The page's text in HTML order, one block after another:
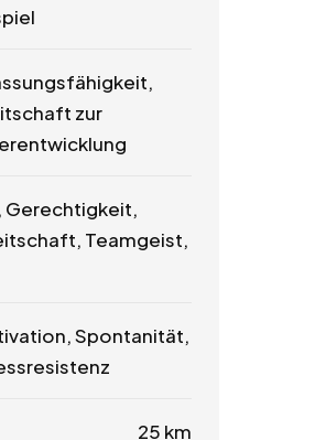
zur
Gerechtigkeit,
Teamgeist,
Spontanität,
25 km